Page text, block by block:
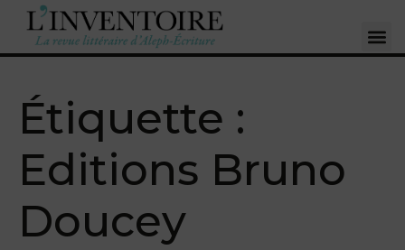
Étiquette :
Editions Bruno
Doucey